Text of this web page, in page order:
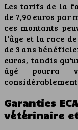
Les tarifs de la
de 7,90 euros par
ces montants
l'âge et la race
de 3 ans
euros, tandis
âgé pourra
Garanties
vétérinaire